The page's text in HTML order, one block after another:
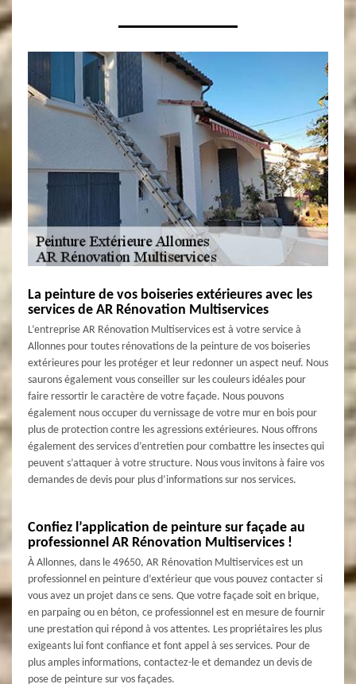
La peinture de vos boiseries extérieures avec les
services de AR Rénovation Multiservices
L’entreprise AR Rénovation Multiservices est à votre service à
Allonnes pour toutes rénovations de la peinture de vos boiseries
extérieures pour les protéger et leur redonner un aspect neuf. Nous
saurons également vous conseiller sur les couleurs idéales pour
faire ressortir le caractère de votre façade. Nous pouvons
également nous occuper du vernissage de votre mur en bois pour
plus de protection contre les agressions extérieures. Nous offrons
également des services d’entretien pour combattre les insectes qui
peuvent s’attaquer à votre structure. Nous vous invitons à faire vos
demandes de devis pour plus d’informations sur nos services.
Confiez l’application de peinture sur façade au
professionnel AR Rénovation Multiservices !
À Allonnes, dans le 49650, AR Rénovation Multiservices est un
professionnel en peinture d’extérieur que vous pouvez contacter si
vous avez un projet dans ce sens. Que votre façade soit en brique,
en parpaing ou en béton, ce professionnel est en mesure de fournir
une prestation qui répond à vos attentes. Les propriétaires les plus
exigeants lui font confiance et font appel à ses services. Pour de
plus amples informations, contactez-le et demandez un devis de
pose de peinture sur vos façades.